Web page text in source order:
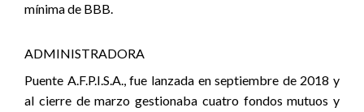
mínima de BBB.
ADMINISTRADORA
Puente A.F.P.I.S.A., fue lanzada en septiembre de 2018 y
al cierre de marzo gestionaba cuatro fondos mutuos y